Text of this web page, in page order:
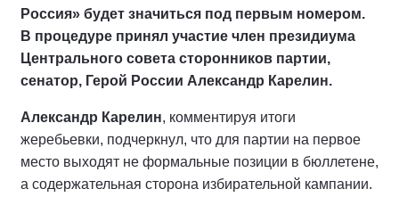
Россия» будет значиться под первым номером.
В процедуре принял участие член президиума
Центрального совета сторонников партии,
сенатор, Герой России Александр Карелин.
Александр Карелин, комментируя итоги
жеребьевки, подчеркнул, что для партии на первое
место выходят не формальные позиции в бюллетене,
а содержательная сторона избирательной кампании.